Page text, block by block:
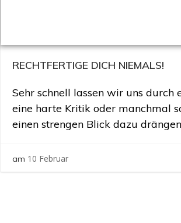
RECHTFERTIGE DICH NIEMALS!
Sehr schnell lassen wir uns durch
eine harte Kritik oder manchmal
einen strengen Blick dazu
am 10 Februar